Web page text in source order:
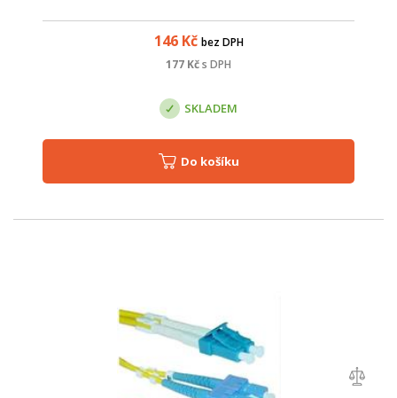
146Kč bez DPH
177 Kčs DPH
SKLADEM
Do košíku